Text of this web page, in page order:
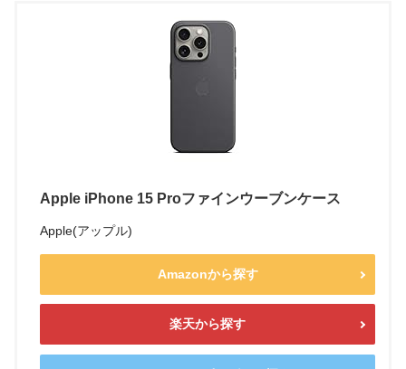
Apple iPhone 15 Proファインウーブンケース
Apple(アップル)
Amazonから探す
楽天から探す